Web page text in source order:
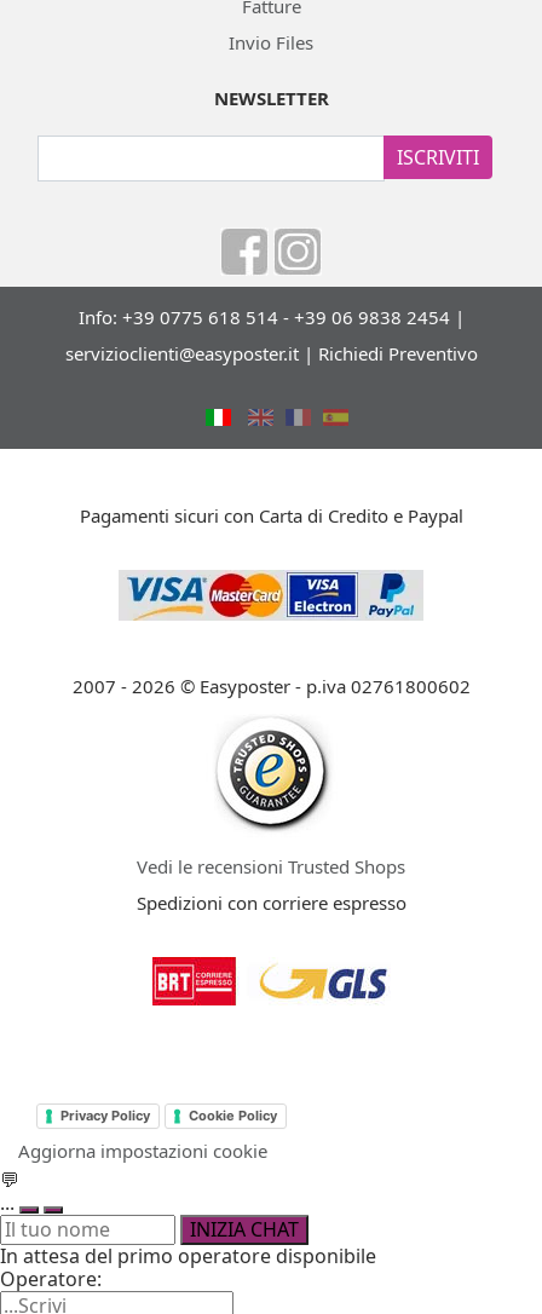
Fatture
Invio Files
NEWSLETTER
ISCRIVITI
Info: +39 0775 618 514 - +39 06 9838 2454 |
servizioclienti@easyposter.it| Richiedi Preventivo
Pagamenti sicuri con Carta di Credito e Paypal
2007 - 2026 © Easyposter - p.iva 02761800602
Vedi le recensioni Trusted Shops
Spedizioni con corriere espresso
Privacy Policy Cookie Policy
Aggiorna impostazioni cookie
💬
...
INIZIA CHAT
In attesa del primo operatore disponibile
Operatore: